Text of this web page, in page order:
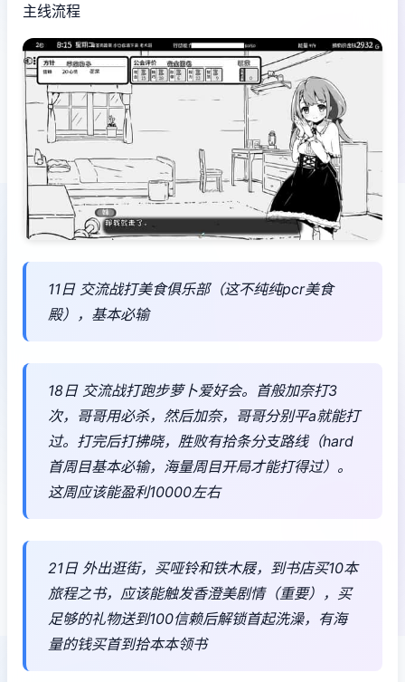
主线流程
11日 交流战打美食俱乐部（这不纯纯pcr美食
殿），基本必输
18日 交流战打跑步萝卜爱好会。首般加奈打3
次，哥哥用必杀，然后加奈，哥哥分别平a就能打
过。打完后打拂晓，胜败有拾条分支路线（hard
首周目基本必输，海量周目开局才能打得过）。
这周应该能盈利10000左右
21日 外出逛街，买哑铃和铁木屐，到书店买10本
旅程之书，应该能触发香澄美剧情（重要），买
足够的礼物送到100信赖后解锁首起洗澡，有海
量的钱买首到拾本本领书